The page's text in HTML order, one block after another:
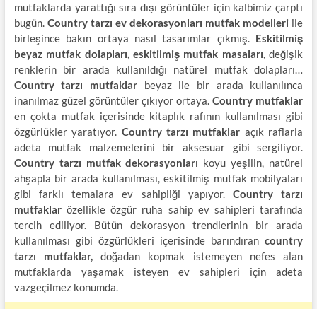
mutfaklarda yarattığı sıra dışı görüntüler için kalbimiz çarptı
bugün. Country tarzı ev dekorasyonları mutfak modelleri ile
birleşince bakın ortaya nasıl tasarımlar çıkmış. Eskitilmiş
beyaz mutfak dolapları, eskitilmiş mutfak masaları, değişik
renklerin bir arada kullanıldığı natürel mutfak dolapları…
Country tarzı mutfaklar beyaz ile bir arada kullanılınca
inanılmaz güzel görüntüler çıkıyor ortaya. Country mutfaklar
en çokta mutfak içerisinde kitaplık rafının kullanılması gibi
özgürlükler yaratıyor. Country tarzı mutfaklar açık raflarla
adeta mutfak malzemelerini bir aksesuar gibi sergiliyor.
Country tarzı mutfak dekorasyonları koyu yeşilin, natürel
ahşapla bir arada kullanılması, eskitilmiş mutfak mobilyaları
gibi farklı temalara ev sahipliği yapıyor.Country tarzı
mutfaklarözellikle özgür ruha sahip ev sahipleri tarafında
tercih ediliyor. Bütün dekorasyon trendlerinin bir arada
kullanılması gibi özgürlükleri içerisinde barındırancountry
tarzı mutfaklar, doğadan kopmak istemeyen nefes alan
mutfaklarda yaşamak isteyen ev sahipleri için adeta
vazgeçilmez konumda.